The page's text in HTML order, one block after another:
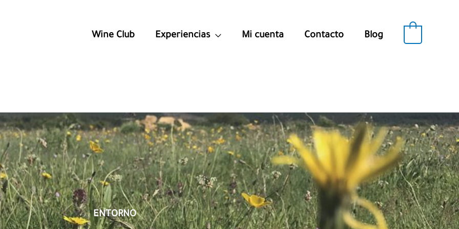
Wine Club Experiencias Mi cuenta Contacto Blog
ENTORNO